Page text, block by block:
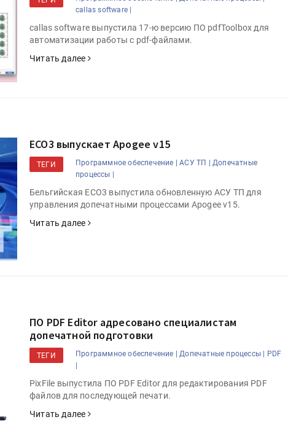
callas software |
callas software выпустила 17-ю версию ПО pdfToolbox для
автоматизации работы с pdf-файлами.
Читать далее
ECO3 выпускает Apogee v15
ТЕГИ Программное обеспечение | АСУ ТП |
Допечатные
процессы |
Бельгийская ECO3 выпустила обновленную АСУ ТП для
управления допечатными процессами Apogee v15.
Читать далее
ПО PDF Editor адресовано специалистам
допечатной подготовки
ТЕГИ Программное обеспечение | Допечатные процессы | PDF
|
PixFile выпустила ПО PDF Editor для редактирования PDF
файлов для последующей печати.
Читать далее